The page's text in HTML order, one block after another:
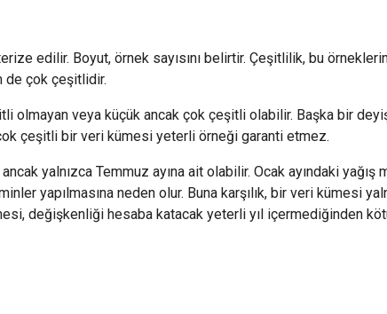
edilir. Boyut, örnek sayısını belirtir. Çeşitlilik, bu
de çok çeşitlidir.
olmayan veya küçük ancak çok çeşitli olabilir. Başka bir
çeşitli bir veri kümesi yeterli örneği garanti etmez.
yalnızca Temmuz ayına ait olabilir. Ocak ayındaki yağış
yapılmasına neden olur. Buna karşılık, bir veri kümesi
değişkenliği hesaba katacak yeterli yıl içermediğinden